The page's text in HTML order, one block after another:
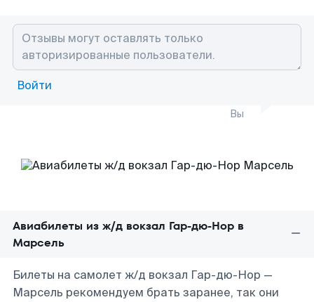
Войти
Вы
Авиабилеты из ж/д вокзал Гар-дю-Нор в
Марсель
Билеты на самолет ж/д вокзал Гар-дю-Нор —
Марсель рекомендуем брать заранее, так они